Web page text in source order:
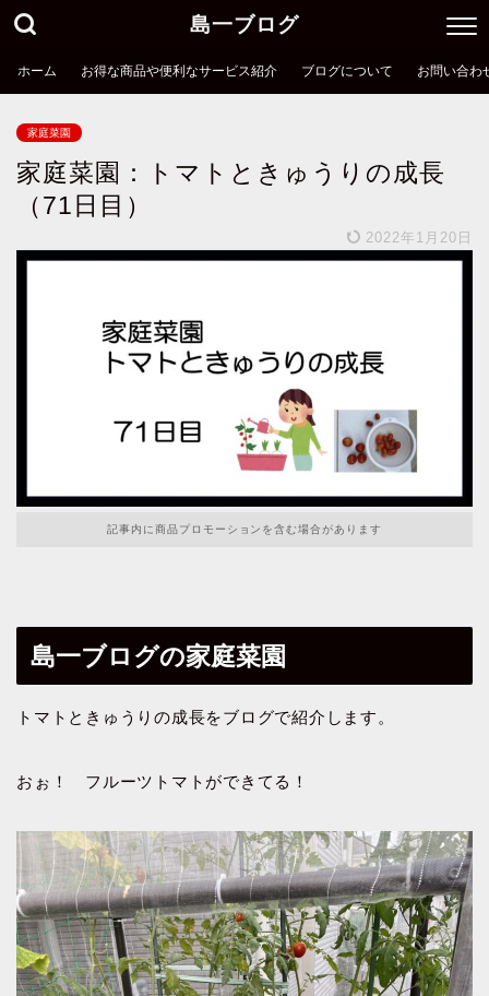
島一ブログ
ホーム お得な商品や便利なサービス紹介 ブログについて お問い合わ
家庭菜園
家庭菜園：トマトときゅうりの成長
（71日目）
2022年1月20日
記事内に商品プロモーションを含む場合があります
島一ブログの家庭菜園
トマトときゅうりの成長をブログで紹介します。
おぉ！ フルーツトマトができてる！